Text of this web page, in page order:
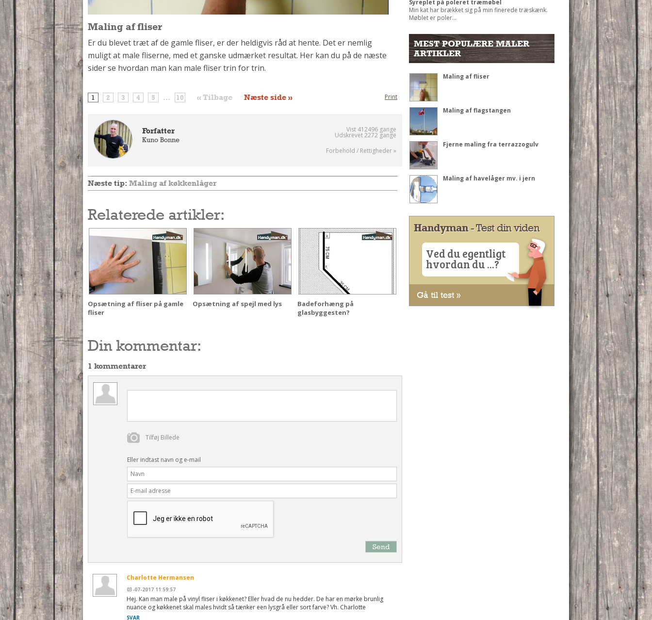
Maling af fliser
Er du blevet træt af de gamle fliser, er der heldigvis råd at hente. Det er nemlig
muligt at male fliserne, med et ganske udmærket resultat. Her kan du på de næste
sider se hvordan man kan male fliser trin for trin.
1 2 3 4 5 ... 10 « Tilbage Næste side » Print
Forfatter
Kuno Bonne
Vist 412496 gange
Udskrevet 2272 gange
Forbehold / Rettigheder »
Næste tip: Maling af køkkenlåger
Relaterede artikler:
Opsætning af fliser på gamle
fliser
Opsætning af spejl med lys
Badeforhæng på
glasbyggesten?
Din kommentar:
1 kommentarer
Tilføj Billede
Eller indtast navn og e-mail
Send
Charlotte Hermansen
03-07-2017 11:59:57
Hej. Kan man male på vinyl fliser i køkkenet? Eller hvad de nu hedder. De har en mørke brunlig
nuance og køkkenet skal males hvidt så tænker een lysgrå eller sort farve? Vh. Charlotte
SVAR
Syreplet på poleret træmøbel
Min kat har brækket sig på min finerede træskænk.
Møblet er poler...
MEST POPULÆRE MALER
ARTIKLER
Maling af fliser
Maling af flagstangen
Fjerne maling fra terrazzogulv
Maling af havelåger mv. i jern
Handyman- Test din viden
Ved du egentligt
hvordan du ...?
Gå til test »